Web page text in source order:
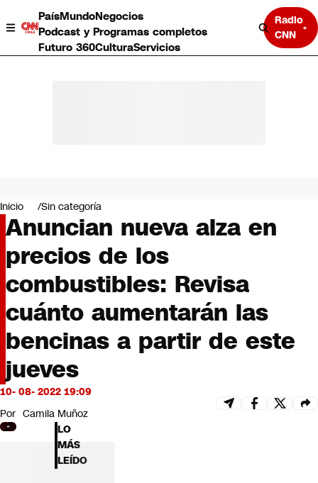
PaísMundoNegocios
Podcast y Programas completos
Futuro 360CulturaServicios
Radio
CNN
Negocios
Deportes
Programas completos
Cultura
Servicios
Bits
CNN Data
CNN tiempo
Futuro 360
Opinión
Inicio Sin categoría
Anuncian nueva alza en
precios de los
combustibles: Revisa
cuánto aumentarán las
bencinas a partir de este
jueves
10- 08- 2022 19:09
Por Camila Muñoz
LO
MÁS
LEÍDO